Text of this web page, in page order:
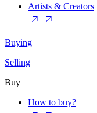
Artists & Creators
Buying
Selling
Buy
How to buy?